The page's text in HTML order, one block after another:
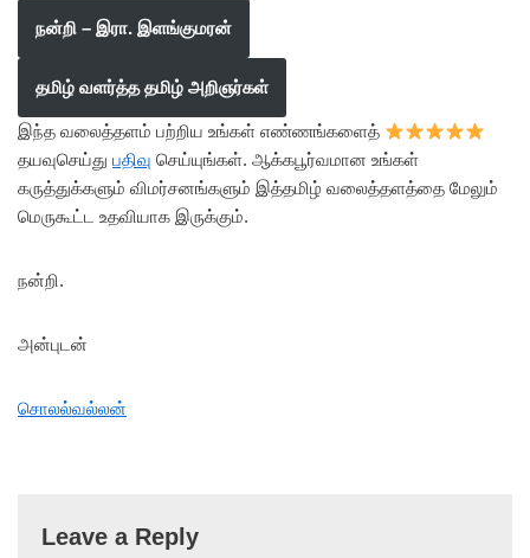
நன்றி – இரா. இளங்குமரன்
தமிழ் வளர்த்த தமிழ் அறிஞர்கள்
இந்த வலைத்தளம் பற்றிய உங்கள் எண்ணங்களைத்
தயவுசெய்து பதிவு செய்யுங்கள். ஆக்கபூர்வமான உங்கள்
கருத்துக்களும் விமர்சனங்களும் இத்தமிழ் வலைத்தளத்தை மேலும்
மெருகூட்ட உதவியாக இருக்கும்.
நன்றி.
அன்புடன்
சொலல்வல்லன்
Leave a Reply